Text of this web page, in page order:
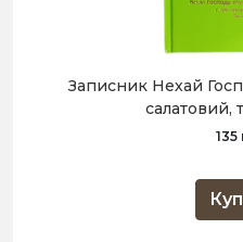
Записник Нехай
салатовий,
135